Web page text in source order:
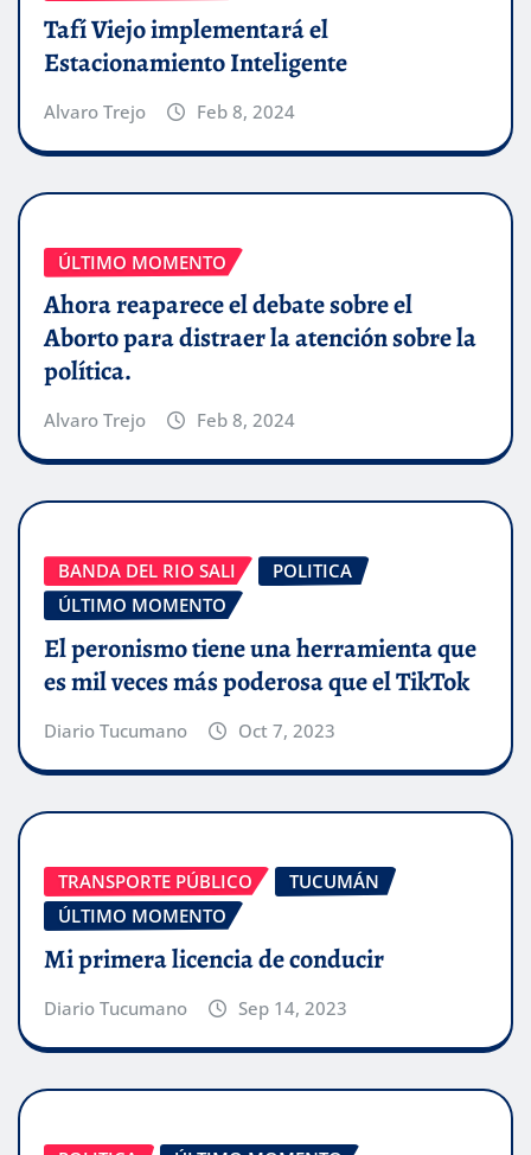
Tafí Viejo implementará el
Estacionamiento Inteligente
Alvaro Trejo Feb 8, 2024
ÚLTIMO MOMENTO
Ahora reaparece el debate sobre el
Aborto para distraer la atención sobre la
política.
Alvaro Trejo Feb 8, 2024
BANDA DEL RIO SALI
POLITICA
ÚLTIMO MOMENTO
El peronismo tiene una herramienta que
es mil veces más poderosa que el TikTok
Diario Tucumano Oct 7, 2023
TRANSPORTE PÚBLICO
TUCUMÁN
ÚLTIMO MOMENTO
Mi primera licencia de conducir
Diario Tucumano Sep 14, 2023